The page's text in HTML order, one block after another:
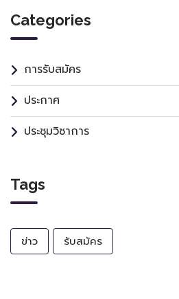
Categories
การรับสมัคร
ประกาศ
ประชุมวิชาการ
Tags
ข่าว รับสมัคร